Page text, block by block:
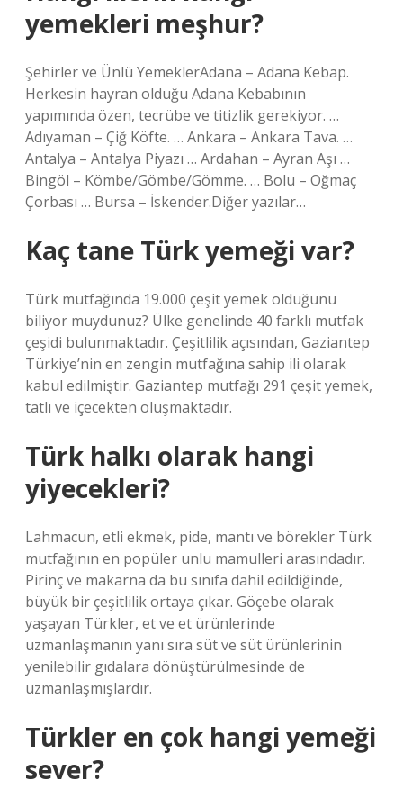
yemekleri meşhur?
Şehirler ve Ünlü YemeklerAdana – Adana Kebap.
Herkesin hayran olduğu Adana Kebabının
yapımında özen, tecrübe ve titizlik gerekiyor. …
Adıyaman – Çiğ Köfte. … Ankara – Ankara Tava. …
Antalya – Antalya Piyazı … Ardahan – Ayran Aşı …
Bingöl – Kömbe/Gömbe/Gömme. … Bolu – Oğmaç
Çorbası … Bursa – İskender.Diğer yazılar…
Kaç tane Türk yemeği var?
Türk mutfağında 19.000 çeşit yemek olduğunu
biliyor muydunuz? Ülke genelinde 40 farklı mutfak
çeşidi bulunmaktadır. Çeşitlilik açısından, Gaziantep
Türkiye’nin en zengin mutfağına sahip ili olarak
kabul edilmiştir. Gaziantep mutfağı 291 çeşit yemek,
tatlı ve içecekten oluşmaktadır.
Türk halkı olarak hangi
yiyecekleri?
Lahmacun, etli ekmek, pide, mantı ve börekler Türk
mutfağının en popüler unlu mamulleri arasındadır.
Pirinç ve makarna da bu sınıfa dahil edildiğinde,
büyük bir çeşitlilik ortaya çıkar. Göçebe olarak
yaşayan Türkler, et ve et ürünlerinde
uzmanlaşmanın yanı sıra süt ve süt ürünlerinin
yenilebilir gıdalara dönüştürülmesinde de
uzmanlaşmışlardır.
Türkler en çok hangi yemeği
sever?